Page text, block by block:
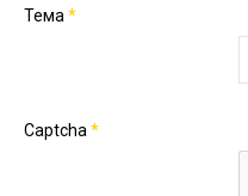
Тема *
Captcha *